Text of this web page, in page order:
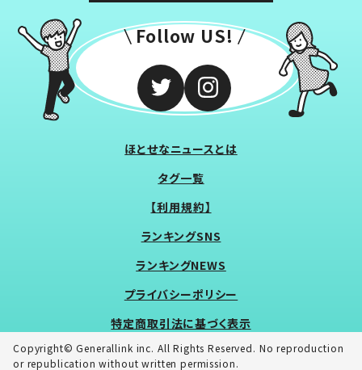
Follow US!
ほとせなニュースとは
タグ一覧
【利用規約】
ランキングSNS
ランキングNEWS
プライバシーポリシー
特定商取引法に基づく表示
Copyright© Generallink inc. All Rights Reserved. No reproduction
or republication without written permission.